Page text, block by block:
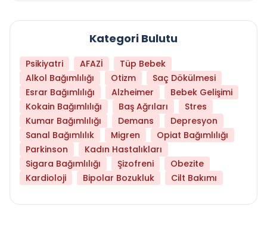
Kategori Bulutu
Psikiyatri AFAZİ
Tüp Bebek
Alkol Bağımlılığı
Otizm
Saç Dökülmesi
Esrar Bağımlılığı
Alzheimer
Bebek Gelişimi
Kokain Bağımlılığı
Baş Ağrıları
Stres
Kumar Bağımlılığı
Demans
Depresyon
Sanal Bağımlılık
Migren
Opiat Bağımlılığı
Parkinson
Kadın Hastalıkları
Sigara Bağımlılığı
Şizofreni
Obezite
Kardioloji
Bipolar Bozukluk Cilt Bakımı